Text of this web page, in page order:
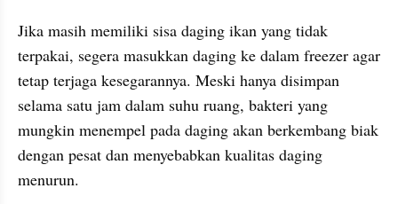
Jika masih memiliki sisa daging ikan yang tidak
terpakai, segera masukkan daging ke dalam freezer agar
tetap terjaga kesegarannya. Meski hanya disimpan
selama satu jam dalam suhu ruang, bakteri yang
mungkin menempel pada daging akan berkembang biak
dengan pesat dan menyebabkan kualitas daging
menurun.